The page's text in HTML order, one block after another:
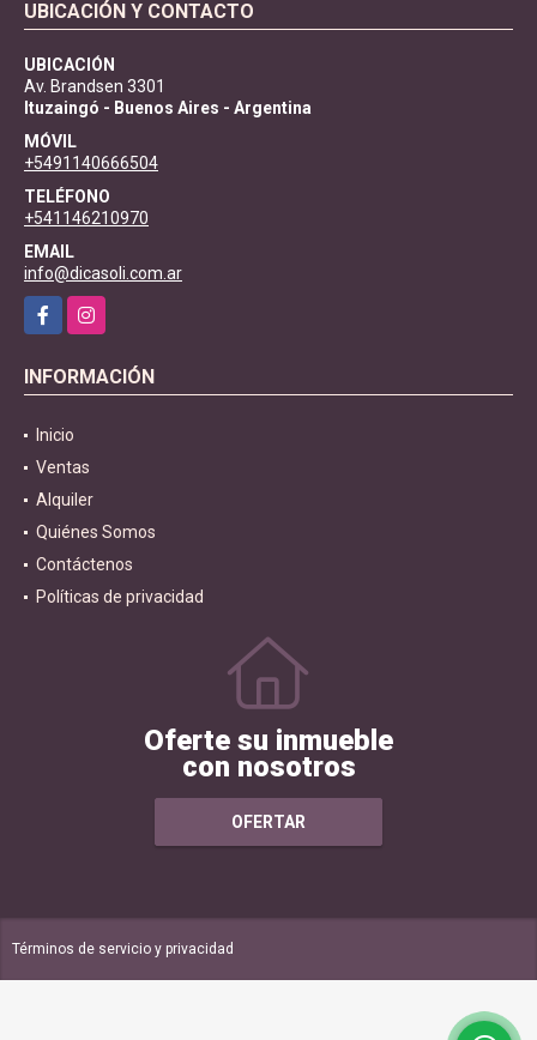
UBICACIÓN Y CONTACTO
UBICACIÓN
Av. Brandsen 3301
Ituzaingó - Buenos Aires - Argentina
MÓVIL
+5491140666504
TELÉFONO
+541146210970
EMAIL
info@dicasoli.com.ar
FacebookInstagram
INFORMACIÓN
Inicio
Ventas
Alquiler
Quiénes Somos
Contáctenos
Políticas de privacidad
Oferte su inmueble
con nosotros
OFERTAR
Términos de servicio y privacidad